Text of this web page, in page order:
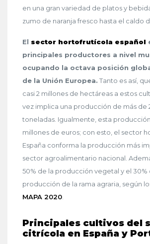
en una gran variedad de platos y
zumo de naranja fresco hasta el caldo
El sector hortofrutícola español
principales productores a nivel
ocupando la octava posición
de la Unión Europea. Tanto es así,
casi 2 millones de hectáreas a estos
vez implica una producción de más de
toneladas. Igualmente, esta producción
millones de euros; con esto, el sector
España conforma la producción más
sector agroalimentario nacional.
50% de la producción vegetal y el 30%
producción de la rama agraria, según
MAPA 2020.
Principales cultivos del
citrícola en España y